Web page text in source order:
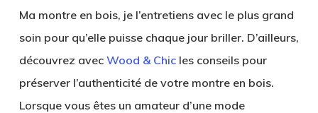
Ma montre en bois, je l’entretiens avec le plus grand
soin pour qu’elle puisse chaque jour briller. D’ailleurs,
découvrez avec Wood & Chicles conseils pour
préserver l’authenticité de votre montre en bois.
Lorsque vous êtes un amateur d’une mode